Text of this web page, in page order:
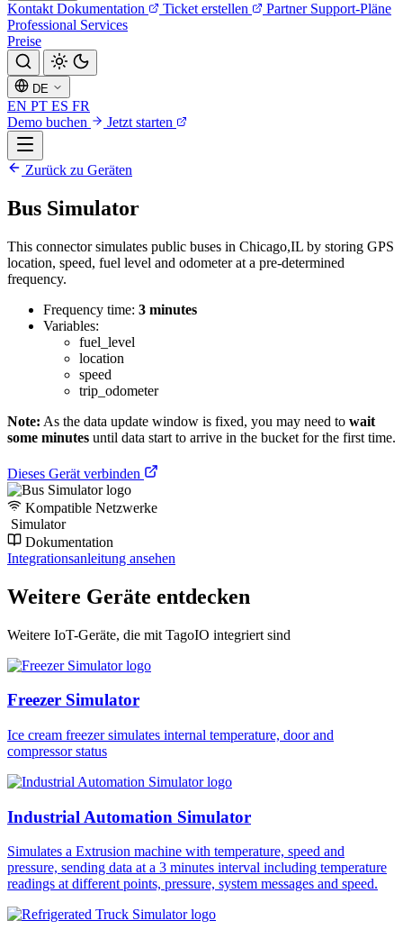
Kontakt Dokumentation Ticket erstellen Partner Support-Pläne
Professional Services
Preise
DE
EN PT ES FR
Demo buchen
Jetzt starten
Zurück zu Geräten
Bus Simulator
This connector simulates public buses in Chicago,IL by storing GPS
location, speed, fuel level and odometer at a pre-determined
frequency.
Frequency time: 3 minutes
Variables:
fuel_level
location
speed
trip_odometer
Note: As the data update window is fixed, you may need to wait
some minutes until data start to arrive in the bucket for the first time.
Dieses Gerät verbinden
Kompatible Netzwerke
Simulator
Dokumentation
Integrationsanleitung ansehen
Weitere Geräte entdecken
Weitere IoT-Geräte, die mit TagoIO integriert sind
Freezer Simulator
Ice cream freezer simulates internal temperature, door and
compressor status
Industrial Automation Simulator
Simulates a Extrusion machine with temperature, speed and
pressure, sending data at a 3 minutes interval including temperature
readings at different points, pressure, system messages and speed.